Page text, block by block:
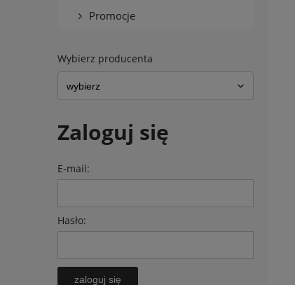
Promocje
Wybierz producenta
Zaloguj się
E-mail:
Hasło:
zaloguj się